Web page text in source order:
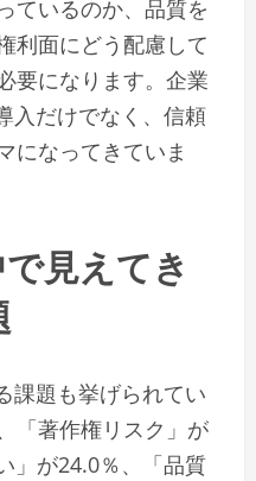
ているのか、品質を
利面にどう配慮して
要になります。企業
入だけでなく、信頼
になってきていま
見えてき
課題も挙げられてい
「著作権リスク」が
」が24.0％、「品質